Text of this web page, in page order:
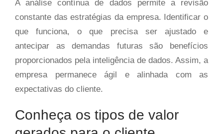
A análise contínua de dados permite a revisão
constante das estratégias da empresa. Identificar o
que funciona, o que precisa ser ajustado e
antecipar as demandas futuras são benefícios
proporcionados pela inteligência de dados. Assim, a
empresa permanece ágil e alinhada com as
expectativas do cliente.
Conheça os tipos de valor